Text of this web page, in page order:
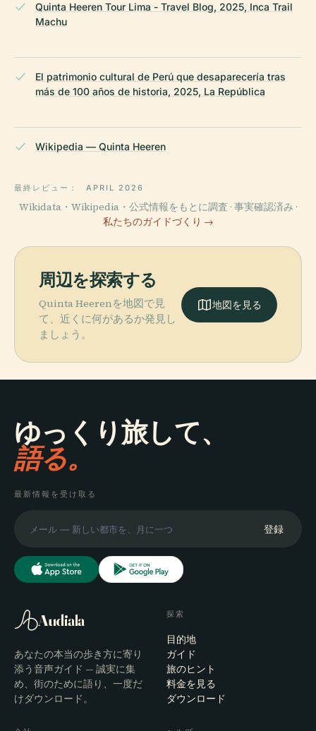
Quinta Heeren Tour Lima - Travel Blog, 2025, Inca Trail
Machu
El patrimonio cultural de Perú que desaparecería tras
más de 100 años de historia, 2025, La República
Wikipedia — Quinta Heeren
最終レビュー： APRIL 2026
Wikidata・Wikipedia・公式情報をもとに調査 · 事実確認済み ·
私たちのガイドづくり →
周辺を探索する
Quinta Heerenを地図で見
て、近くに何があるか発見し
ましょう。
地図を見る
ゆっくり旅して、
語る。
最新情報を受け取る
登録
Audiala
あなたの本当の歩き方に寄り
添う音声ガイド — 誠実に集
め、街のために語り、一度だ
けダウンロード。
探索
目的地
ガイド
旅のヒント
料金を見る
ダウンロード